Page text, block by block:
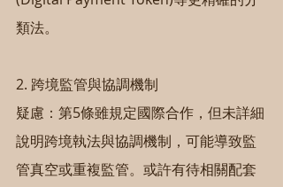
類法。
2. 跨境監管與協調機制
疑慮：第5條雖規定國際合作，但未詳細
說明跨境執法與協調機制，可能導致監
管真空或重複監管。或許有待相關配套